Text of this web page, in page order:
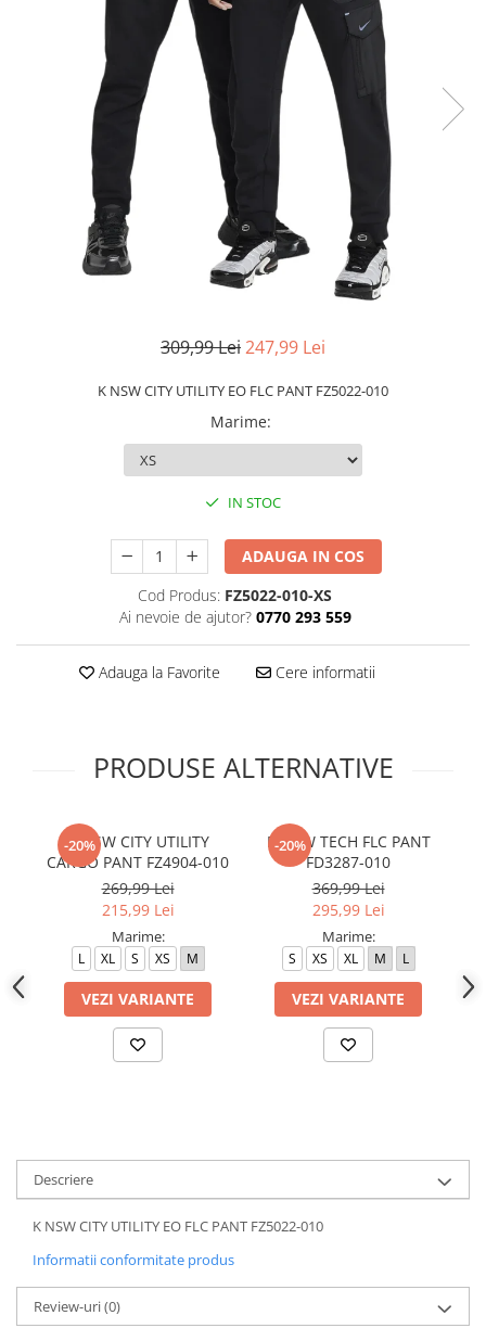
Slapi barbati
Sandale & Slapi copii
309,99 Lei247,99 Lei
K NSW CITY UTILITY EO FLC PANT FZ5022-010
Marime:
IN STOC
ADAUGA IN COS
Cod Produs: FZ5022-010-XS
Ai nevoie de ajutor? 0770 293 559
Adauga la Favorite Cere informatii
PRODUSE ALTERNATIVE
-20%
K NSW CITY UTILITY
CARGO PANT FZ4904-010
269,99 Lei
215,99 Lei
Marime:
L XL S XS M
VEZI VARIANTE
-20%
B NSW TECH FLC PANT
FD3287-010
369,99 Lei
295,99 Lei
Marime:
S XS XL M L
VEZI VARIANTE
Descriere
K NSW CITY UTILITY EO FLC PANT FZ5022-010
Informatii conformitate produs
Review-uri(0)